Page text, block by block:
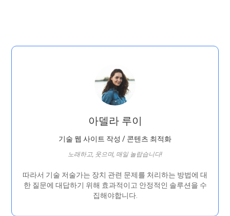
아델라 루이
기술 웹 사이트 작성 / 콘텐츠 최적화
노래하고, 웃으며, 매일 놀랍습니다!
따라서 기술 저술가는 장치 관련 문제를 처리하는 방법에 대
한 질문에 대답하기 위해 효과적이고 안정적인 솔루션을 수
집해야합니다.